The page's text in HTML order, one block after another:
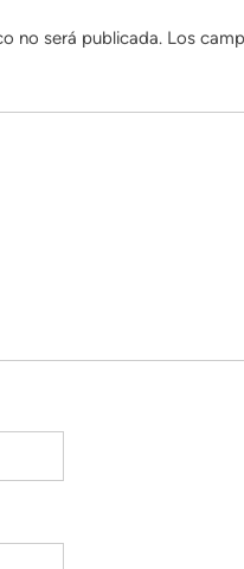
no será publicada. Los